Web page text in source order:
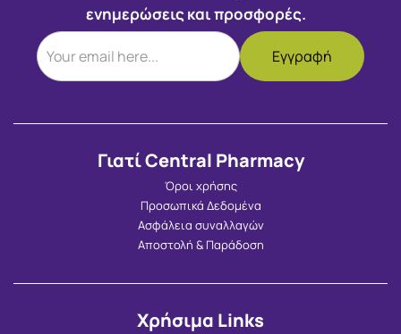
ενημερώσεις και προσφορές.
Γιατί Central Pharmacy
Όροι χρήσης
Προσωπικά Δεδομένα
Ασφάλεια συναλλαγών
Αποστολή & Παράδοση
Χρήσιμα Links